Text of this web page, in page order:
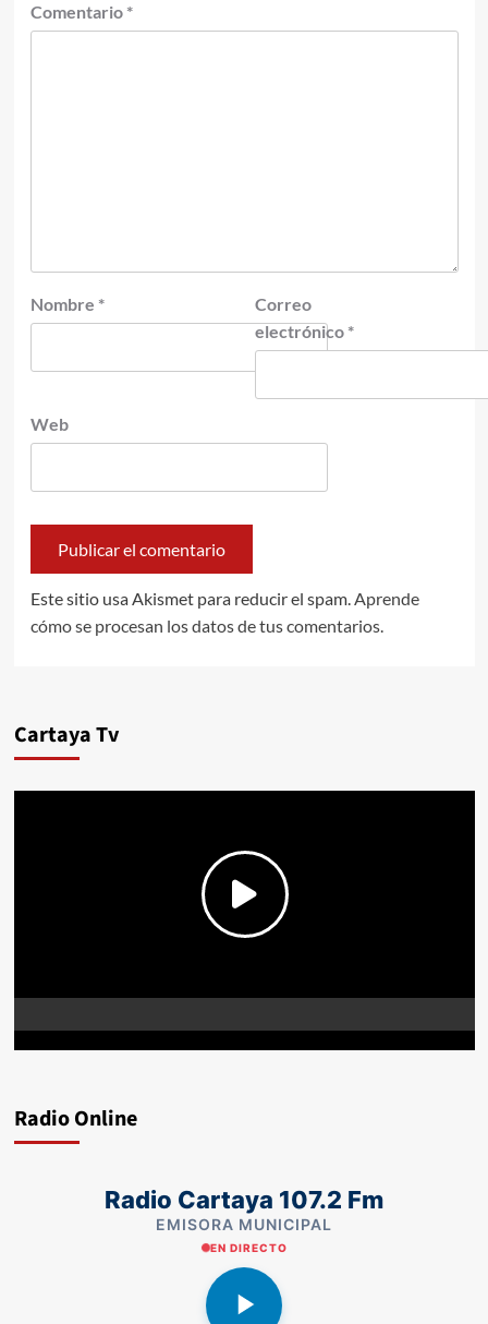
Comentario *
Nombre *
Correo
electrónico *
Web
Este sitio usa Akismet para reducir el spam.Aprende
cómo se procesan los datos de tus comentarios.
Cartaya Tv
Radio Online
Radio Cartaya 107.2 Fm
EMISORA MUNICIPAL
EN DIRECTO